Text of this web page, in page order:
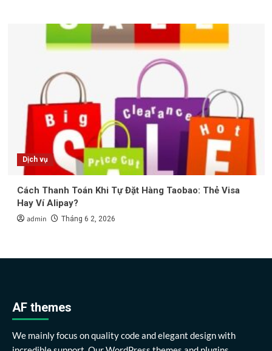
Dịch vụ
Cách Thanh Toán Khi Tự Đặt Hàng Taobao: Thẻ Visa
Hay Ví Alipay?
admin Tháng 6 2, 2026
AF themes
We mainly focus on quality code and elegant design with